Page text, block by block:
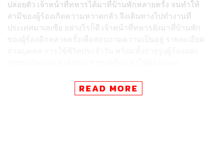
ปล่อยตัว เจ้าหน้าที่ทหารได้มาที่บ้านพักหลายครั้ง จนทำให้
สามีของผู้ร้องเกิดความหวาดกลัว จึงเดินทางไปทำงานที่
ประเทศมาเลเซีย อย่างไรก็ดี เจ้าหน้าที่ทหารยังมาที่บ้านพัก
ของผู้ร้องอีกหลายครั้งเพื่อสอบถามความเป็นอยู่ รายละเอียด
READ MORE